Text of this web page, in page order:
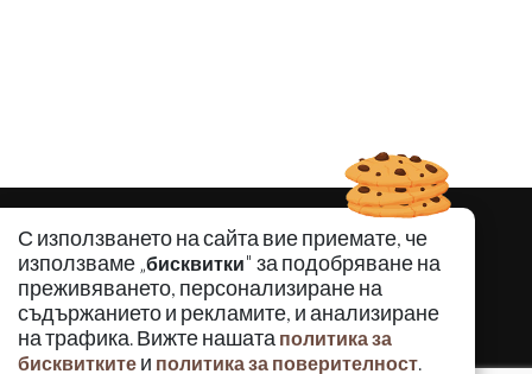
С използването на сайта вие приемате, че
използваме „бисквитки" за подобряване на
преживяването, персонализиране на
съдържанието и рекламите, и анализиране
на трафика. Вижте нашата политика за
бисквитките и политика за поверителност.